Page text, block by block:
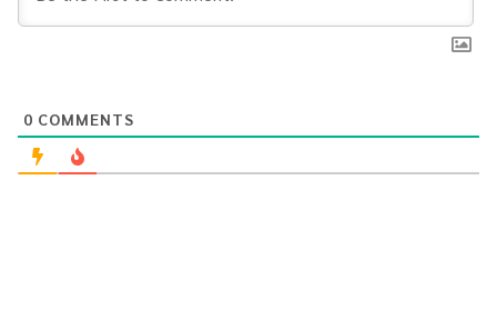
0 COMMENTS